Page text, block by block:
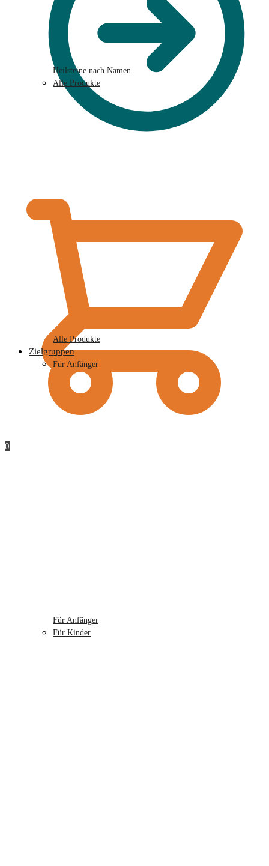
0
Heilsteine nach Namen
Alle Produkte
Alle Produkte
Zielgruppen
Für Anfänger
Für Anfänger
Für Kinder